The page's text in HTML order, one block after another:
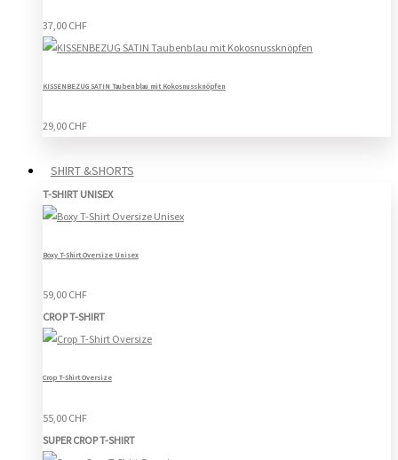
37,00 CHF
KISSENBEZUG SATIN Taubenblau mit Kokosnussknöpfen
29,00 CHF
SHIRT &SHORTS
T-SHIRT UNISEX
Boxy T-Shirt Oversize Unisex
59,00 CHF
CROP T-SHIRT
Crop T-Shirt Oversize
55,00 CHF
SUPER CROP T-SHIRT